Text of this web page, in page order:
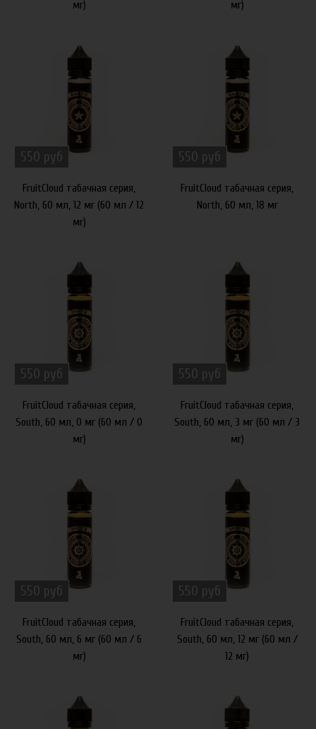
мг)
мг)
550 руб
FruitCloud табачная серия,
North, 60 мл, 12 мг (60 мл / 12
мг)
550 руб
FruitCloud табачная серия,
North, 60 мл, 18 мг
550 руб
FruitCloud табачная серия,
South, 60 мл, 0 мг (60 мл / 0
мг)
550 руб
FruitCloud табачная серия,
South, 60 мл, 3 мг (60 мл / 3
мг)
550 руб
FruitCloud табачная серия,
South, 60 мл, 6 мг (60 мл / 6
мг)
550 руб
FruitCloud табачная серия,
South, 60 мл, 12 мг (60 мл /
12 мг)